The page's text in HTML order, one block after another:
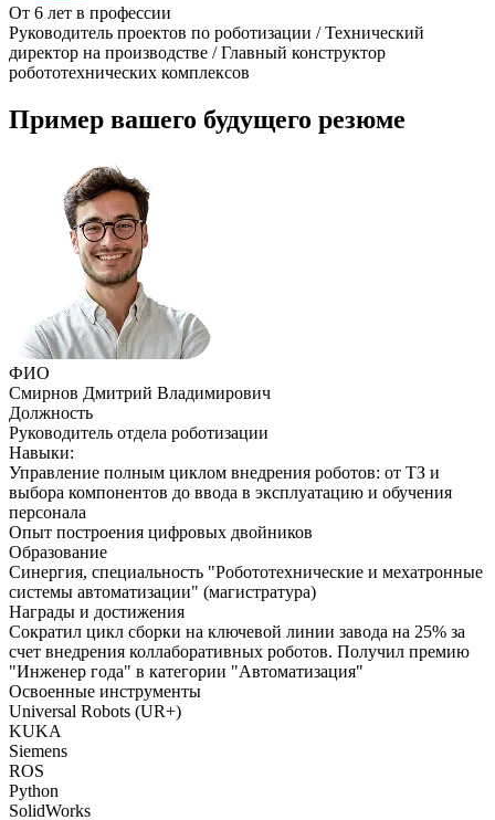
От 6 лет в профессии
Руководитель проектов по роботизации / Технический
директор на производстве / Главный конструктор
робототехнических комплексов
Пример вашего будущего резюме
ФИО
Смирнов Дмитрий Владимирович
Должность
Руководитель отдела роботизации
Навыки:
Управление полным циклом внедрения роботов: от ТЗ и
выбора компонентов до ввода в эксплуатацию и обучения
персонала
Опыт построения цифровых двойников
Образование
Синергия, специальность "Робототехнические и мехатронные
системы автоматизации" (магистратура)
Награды и достижения
Сократил цикл сборки на ключевой линии завода на 25% за
счет внедрения коллаборативных роботов. Получил премию
"Инженер года" в категории "Автоматизация"
Освоенные инструменты
Universal Robots (UR+)
KUKA
Siemens
ROS
Python
SolidWorks